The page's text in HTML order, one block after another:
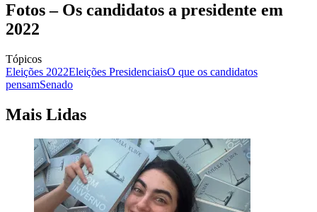
Fotos – Os candidatos a presidente em
2022
Tópicos
Eleições 2022Eleições PresidenciaisO que os candidatos
pensamSenado
Mais Lidas